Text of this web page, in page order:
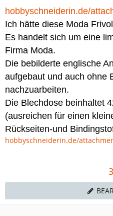
hobbyschneiderin.de/
Ich hätte diese Moda
Es handelt sich um eine
Firma Moda.
Die bebilderte englische
aufgebaut und auch ohne
nachzuarbeiten.
Die Blechdose beinhaltet
(ausreichen für einen
Rückseiten-und
hobbyschneiderin.de/